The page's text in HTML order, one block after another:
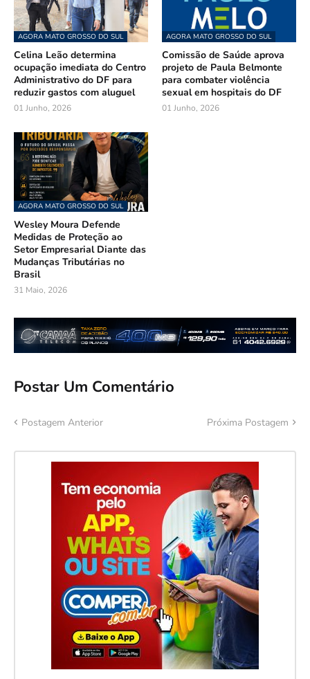
AGORA MATO GROSSO DO SUL
Celina Leão determina
ocupação imediata do Centro
Administrativo do DF para
reduzir gastos com aluguel
01 Junho, 2026
AGORA MATO GROSSO DO SUL
Comissão de Saúde aprova
projeto de Paula Belmonte
para combater violência
sexual em hospitais do DF
01 Junho, 2026
AGORA MATO GROSSO DO SUL
Wesley Moura Defende
Medidas de Proteção ao
Setor Empresarial Diante das
Mudanças Tributárias no
Brasil
31 Maio, 2026
Postar Um Comentário
Postagem Anterior Próxima Postagem